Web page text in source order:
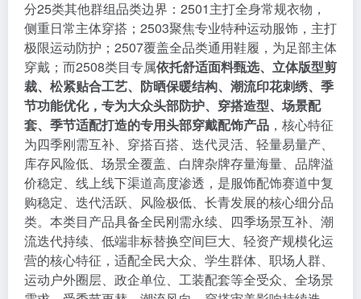
分25类其他群组品类边界：2501主打全身常规衣物，
侧重日常主体穿搭；2503聚焦专业特种运动服饰，主打
极限运动防护；2507覆盖全品类通用鞋履，为足部主体
穿戴；而2508类目专属依托舒适面料甄选、立体版型剪
裁、松紧贴合工艺、防晒保暖结构、潮流印花刺绣、季
节功能优化，专为大众头部防护、穿搭造型、场景配
套、季节适配打造的专用头部穿戴配饰产品 ，核心特征
为四季刚需互补、穿搭百搭、迭代灵活、轻量易量产、
库存风险低、场景全覆盖、白牌杂牌存量海量、品牌溢
价稳定、线上线下渠道高度渗透，是服饰配饰赛道中复
购稳定、迭代活跃、风险极低、长青发展的核心细分品
类。本类目产品具备全民刚需永续、四季场景互补、潮
流迭代持续、低端非标替换空间巨大、轻资产规模化运
营的核心特征，适配全民大众、学生群体、职场人群、
运动户外圈层、政企单位、工装配套等全受众、全场景